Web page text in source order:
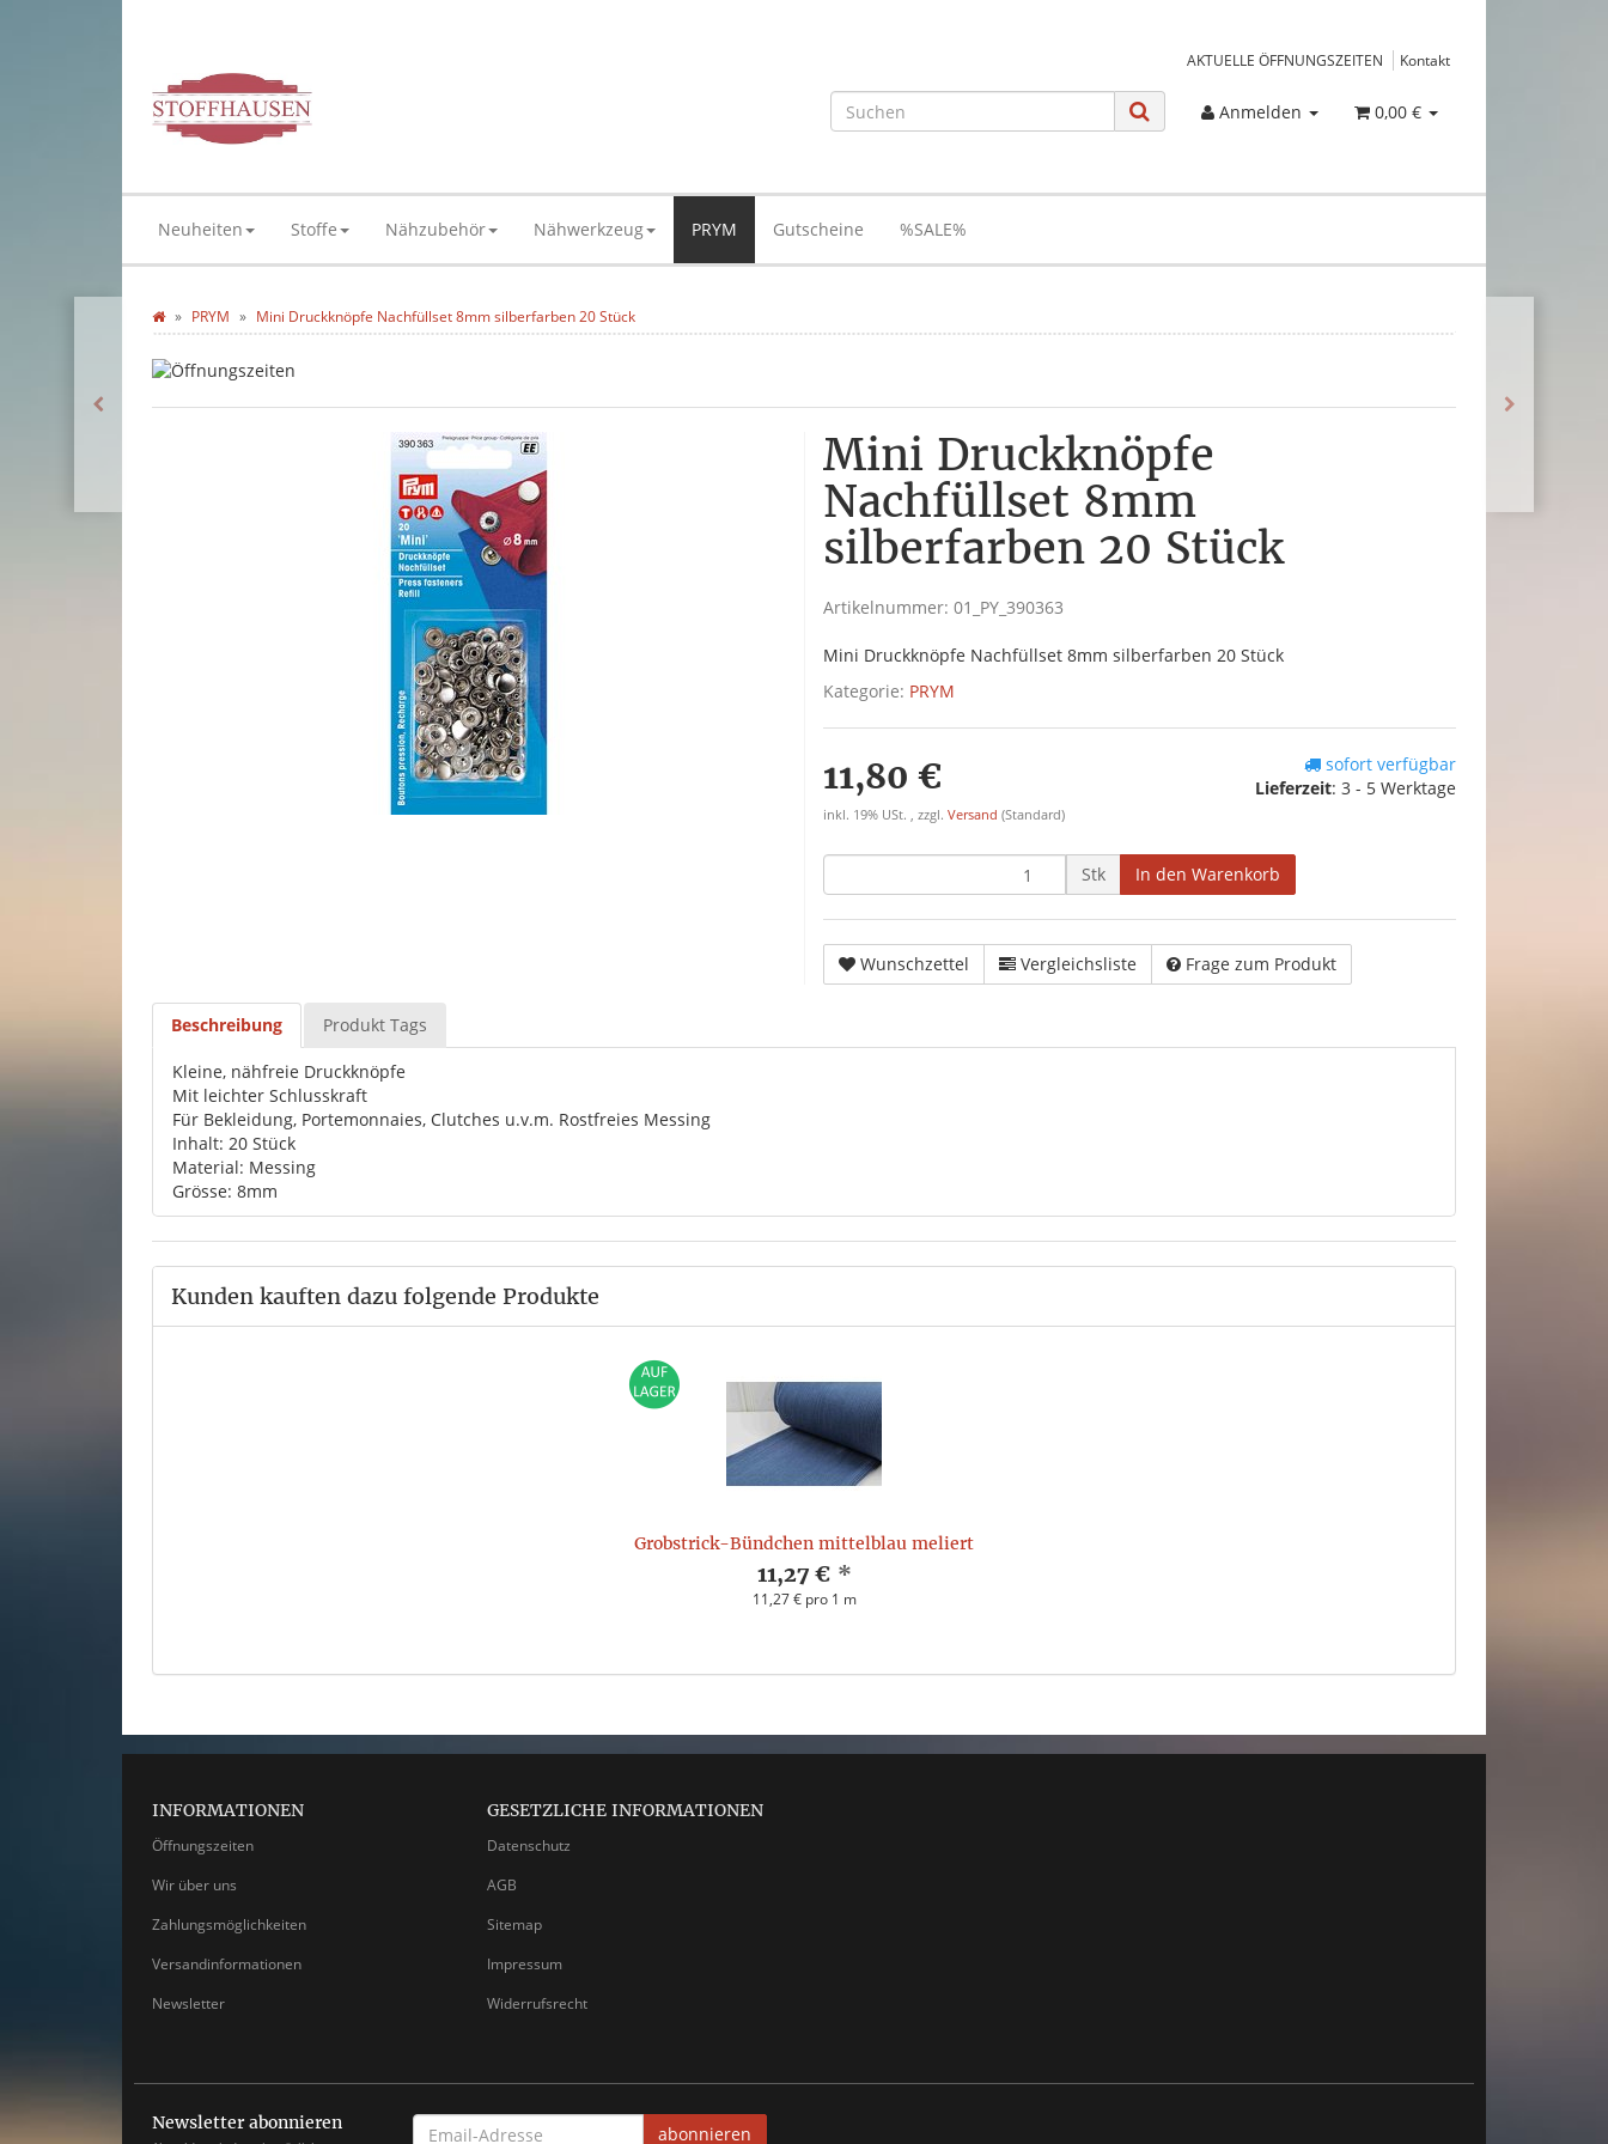
AKTUELLE ÖFFNUNGSZEITEN Kontakt
Anmelden 0,00 €
Neuheiten Stoffe Nähzubehör Nähwerkzeug PRYM Gutscheine %SALE%
PRYM Mini Druckknöpfe Nachfüllset 8mm silberfarben 20 Stück
Mini Druckknöpfe
Nachfüllset 8mm
silberfarben 20 Stück
Artikelnummer: 01_PY_390363
Mini Druckknöpfe Nachfüllset 8mm silberfarben 20 Stück
Kategorie: PRYM
11,80 €
inkl. 19% USt. , zzgl. Versand (Standard)
sofort verfügbar
Lieferzeit: 3 - 5 Werktage
Stk In den Warenkorb
Wunschzettel Vergleichsliste Frage zum Produkt
Beschreibung Produkt Tags
Kleine, nähfreie Druckknöpfe
Mit leichter Schlusskraft
Für Bekleidung, Portemonnaies, Clutches u.v.m. Rostfreies Messing
Inhalt: 20 Stück
Material: Messing
Grösse: 8mm
Kunden kauften dazu folgende Produkte
Grobstrick-Bündchen mittelblau meliert
11,27 € *
11,27 € pro 1 m
INFORMATIONEN
Öffnungszeiten
Wir über uns
Zahlungsmöglichkeiten
Versandinformationen
Newsletter
GESETZLICHE INFORMATIONEN
Datenschutz
AGB
Sitemap
Impressum
Widerrufsrecht
Newsletter abonnieren
EMAIL-
abonnieren